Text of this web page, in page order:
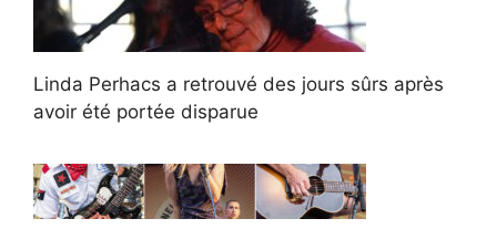
Linda Perhacs a retrouvé des jours sûrs après
avoir été portée disparue